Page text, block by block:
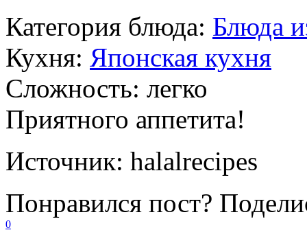
Категория блюда: Блюда
Кухня: Японская кухня
Сложность: легко
Приятного аппетита!
Источник: halalrecipes
Понравился пост?
0